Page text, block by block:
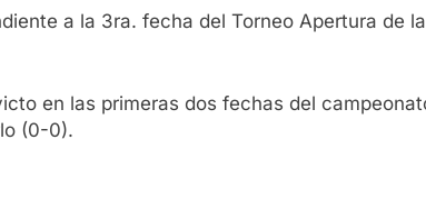
a la 3ra. fecha del Torneo Apertura de
en las primeras dos fechas del
(0-0).